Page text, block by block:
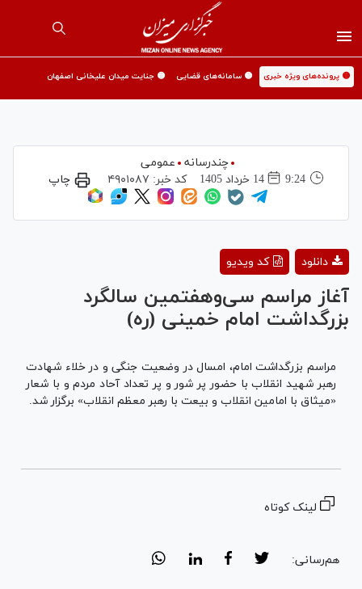
🟡 پرونده‌های ویژه خبری 🟡 سامانه‌های قضایی 🟡 جنایت میدان علیخانی اصفهان
چندرسانه
عمومی
9:24
14 خرداد 1405 کد خبر: ۴۹۰۱۰۸۷ چاپ
Video
کد ویدیو دانلود
آغاز مراسم سی‌و‌هفتمین سالگرد
بزرگداشت امام خمینی (ره)
مراسم بزرگداشت امام، امسال در وضعیت جنگی و در خلاء شهادت
رهبر شهید انقلاب با حضور پر شور و پر تعداد آحاد مردم و با شعار
«میثاق با امامین انقلاب و بیعت با رهبر معظم انقلاب» برگزار شد.
لینک کوتاه
هم‌رسانی: